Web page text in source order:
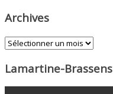
Archives
Archives
Lamartine-Brassens